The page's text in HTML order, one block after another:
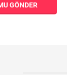
GÖNDER